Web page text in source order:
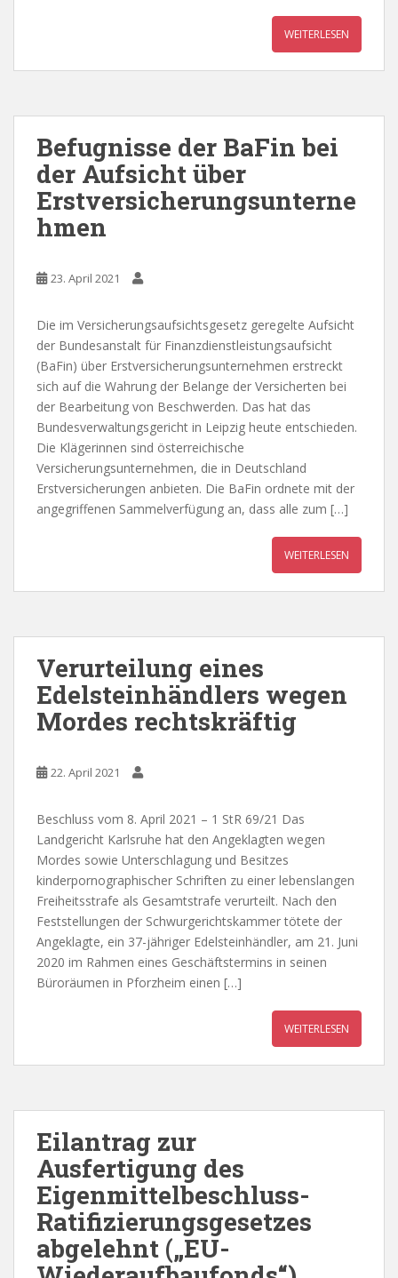
WEITERLESEN
Befugnisse der BaFin bei
der Aufsicht über
Erstversicherungsunterne
hmen
23. April 2021
Die im Versicherungsaufsichtsgesetz geregelte Aufsicht
der Bundesanstalt für Finanzdienstleistungsaufsicht
(BaFin) über Erstversicherungsunternehmen erstreckt
sich auf die Wahrung der Belange der Versicherten bei
der Bearbeitung von Beschwerden. Das hat das
Bundesverwaltungsgericht in Leipzig heute entschieden.
Die Klägerinnen sind österreichische
Versicherungsunternehmen, die in Deutschland
Erstversicherungen anbieten. Die BaFin ordnete mit der
angegriffenen Sammelverfügung an, dass alle zum […]
WEITERLESEN
Verurteilung eines
Edelsteinhändlers wegen
Mordes rechtskräftig
22. April 2021
Beschluss vom 8. April 2021 – 1 StR 69/21 Das
Landgericht Karlsruhe hat den Angeklagten wegen
Mordes sowie Unterschlagung und Besitzes
kinderpornographischer Schriften zu einer lebenslangen
Freiheitsstrafe als Gesamtstrafe verurteilt. Nach den
Feststellungen der Schwurgerichtskammer tötete der
Angeklagte, ein 37-jähriger Edelsteinhändler, am 21. Juni
2020 im Rahmen eines Geschäftstermins in seinen
Büroräumen in Pforzheim einen […]
WEITERLESEN
Eilantrag zur
Ausfertigung des
Eigenmittelbeschluss-
Ratifizierungsgesetzes
abgelehnt („EU-